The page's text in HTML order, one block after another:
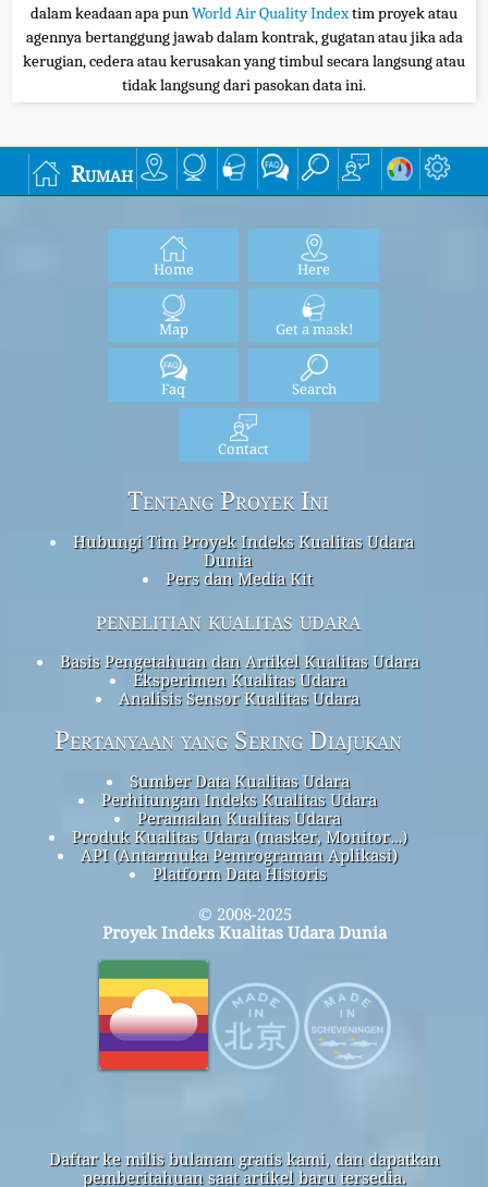
dalam keadaan apa punWorld Air Quality Indextim proyek atau
agennya bertanggung jawab dalam kontrak, gugatan atau jika ada
kerugian, cedera atau kerusakan yang timbul secara langsung atau
tidak langsung dari pasokan data ini.
Rumah
Home Here
Map Get a mask!
Faq Search
Contact
Tentang Proyek Ini
Hubungi Tim Proyek Indeks Kualitas Udara
Dunia
Pers dan Media Kit
penelitian kualitas udara
Basis Pengetahuan dan Artikel Kualitas Udara
Eksperimen Kualitas Udara
Analisis Sensor Kualitas Udara
Pertanyaan yang Sering Diajukan
Sumber Data Kualitas Udara
Perhitungan Indeks Kualitas Udara
Peramalan Kualitas Udara
Produk Kualitas Udara (masker, Monitor…)
API (Antarmuka Pemrograman Aplikasi)
Platform Data Historis
© 2008-2025
Proyek Indeks Kualitas Udara Dunia
Daftar ke milis bulanan gratis kami, dan dapatkan
pemberitahuan saat artikel baru tersedia.